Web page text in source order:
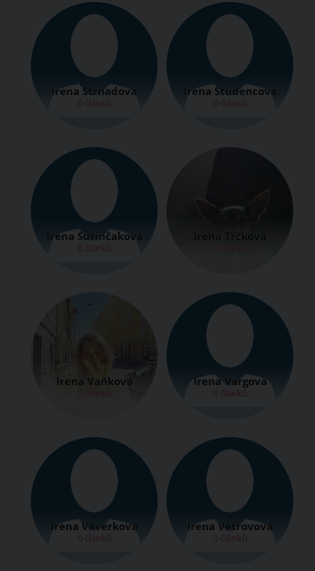
Irena Strnadova
0 článků
Irena Študencová
0 článků
Irena Surinčaková
0 článků
Irena Trčková
Irena Vaňková
0 článků
Irena Vargova
0 článků
Irena Vaverková
0 článků
Irena Vetrovova
0 článků